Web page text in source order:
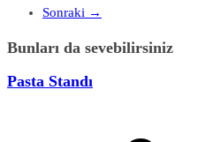
Sonraki →
Bunları da sevebilirsiniz
Pasta Standı